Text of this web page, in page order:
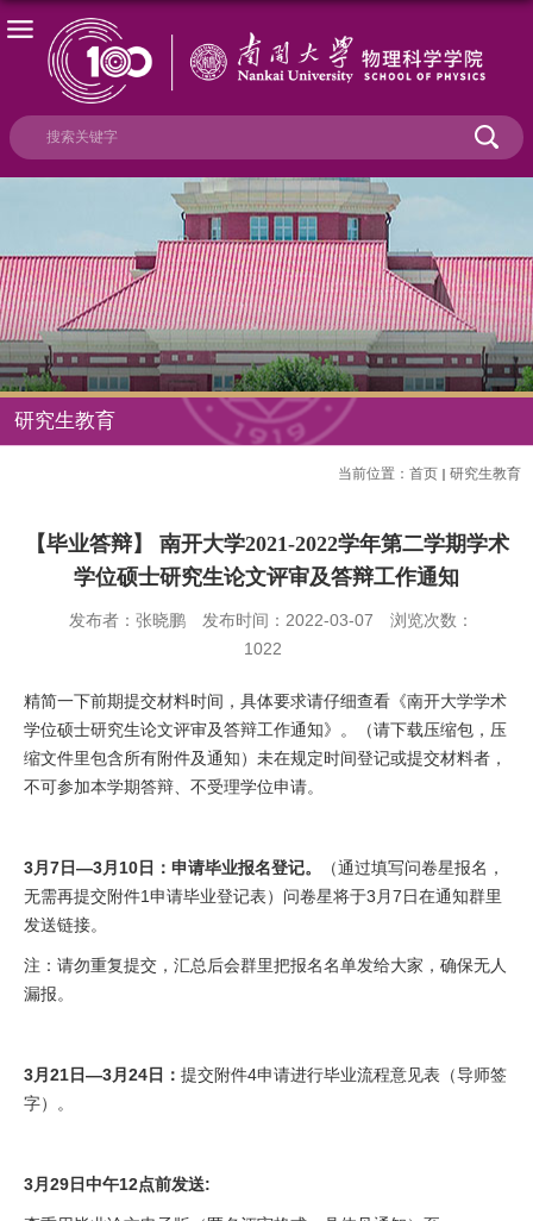
研究生教育
当前位置： 首页 研究生教育
【毕业答辩】 南开大学2021-2022学年第二学期学术
学位硕士研究生论文评审及答辩工作通知
发布者：张晓鹏 发布时间：2022-03-07
浏览次数：
1022
精简一下前期提交材料时间，具体要求请仔细查看《南开大学学术
学位硕士研究生论文评审及答辩工作通知》。（请下载压缩包，压
缩文件里包含所有附件及通知）未在规定时间登记或提交材料者，
不可参加本学期答辩、不受理学位申请。
3月 7日—3月 10日：申请毕业报名登记。
（通过填写问卷星报名，
无需再提交附件1申请毕业登记表）问卷星将于3 月7日在通知群里
发送链接。
注：请勿重复提交，汇总后会群里把报名名单发给大家，确保无人
漏报。
3月 21日—3月 24日： 提交附件4申请进行毕业流程意见表（导师签
字）。
3月 29日中午12点前发送: